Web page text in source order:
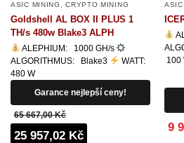
ASIC MINING ,CRYPTO MINING
Goldshell AL BOX II PLUS 1
TH/s 480w Blake3 ALPH
ALEPHIUM: 1000 GH/s
ALGORITHMUS: Blake3
WATT:
480 W
Garance nejlepší ceny!
65 667,00 Kč
25 957,02 Kč
ASIC
100
9